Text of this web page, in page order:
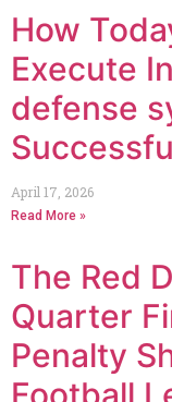
How
Execute
defense
April 17, 2026
Read More »
The Red
Quarter
Penalty
Football